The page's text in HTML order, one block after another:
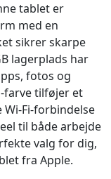
tablet er
med en
sikrer skarpe
lagerplads har
fotos og
farve tilføjer et
Fi-forbindelse
til både arbejde
valg for dig,
fra Apple.